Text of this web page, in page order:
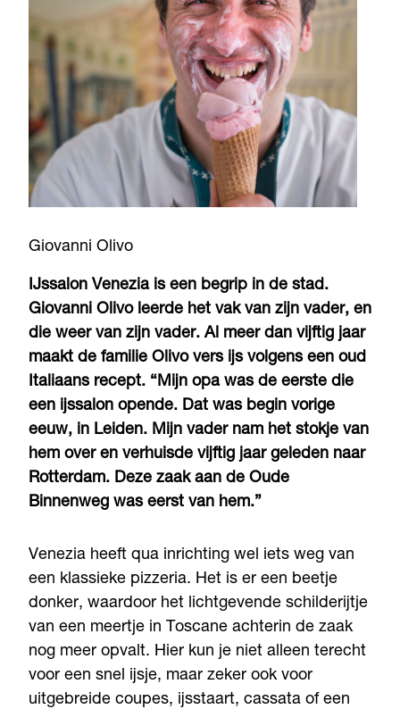
Giovanni Olivo
IJssalon Venezia is een begrip in de stad.
Giovanni Olivo leerde het vak van zijn vader, en
die weer van zijn vader. Al meer dan vijftig jaar
maakt de familie Olivo vers ijs volgens een oud
Italiaans recept. “Mijn opa was de eerste die
een ijssalon opende. Dat was begin vorige
eeuw, in Leiden. Mijn vader nam het stokje van
hem over en verhuisde vijftig jaar geleden naar
Rotterdam. Deze zaak aan de Oude
Binnenweg was eerst van hem.”
Venezia heeft qua inrichting wel iets weg van
een klassieke pizzeria. Het is er een beetje
donker, waardoor het lichtgevende schilderijtje
van een meertje in Toscane achterin de zaak
nog meer opvalt. Hier kun je niet alleen terecht
voor een snel ijsje, maar zeker ook voor
uitgebreide coupes, ijsstaart, cassata of een